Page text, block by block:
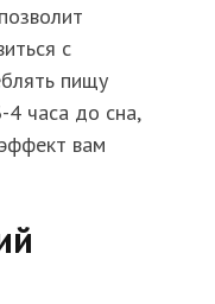
с
пищу
4 часа до сна,
вам